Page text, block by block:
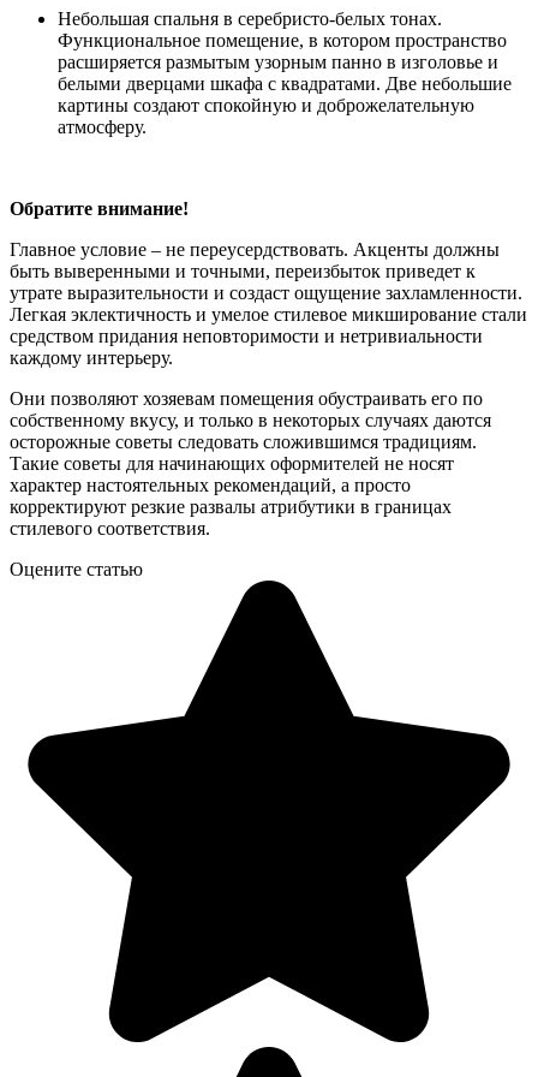
Небольшая спальня в серебристо-белых тонах.
Функциональное помещение, в котором пространство
расширяется размытым узорным панно в изголовье и
белыми дверцами шкафа с квадратами. Две небольшие
картины создают спокойную и доброжелательную
атмосферу.
Обратите внимание!
Главное условие – не переусердствовать. Акценты должны
быть выверенными и точными, переизбыток приведет к
утрате выразительности и создаст ощущение захламленности.
Легкая эклектичность и умелое стилевое микширование стали
средством придания неповторимости и нетривиальности
каждому интерьеру.
Они позволяют хозяевам помещения обустраивать его по
собственному вкусу, и только в некоторых случаях даются
осторожные советы следовать сложившимся традициям.
Такие советы для начинающих оформителей не носят
характер настоятельных рекомендаций, а просто
корректируют резкие развалы атрибутики в границах
стилевого соответствия.
Оцените статью